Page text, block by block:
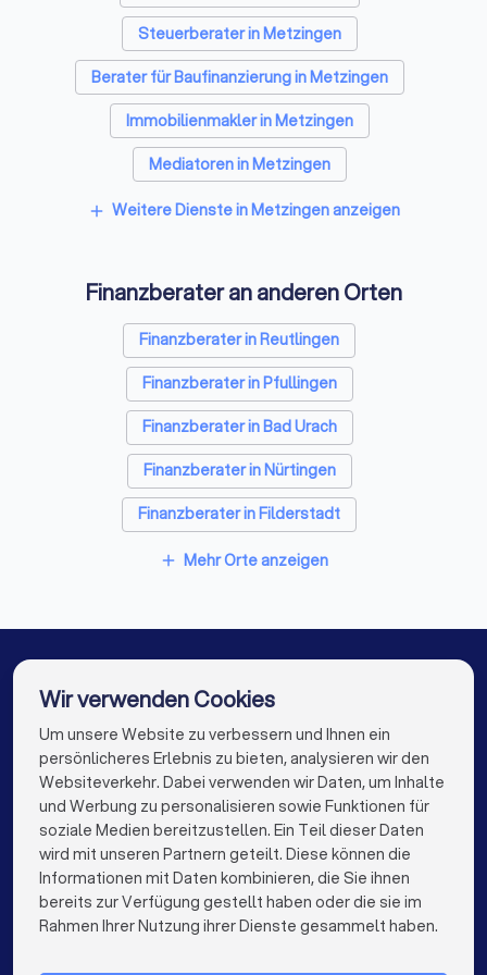
verdeutlichen. Vergleichen Sie die Spezialisten für
Finanzfragen mit wenigen Klicks und wählen Sie den besten
Finanzberater in Metzingen.
Steuerberater in Metzingen
Berater für Baufinanzierung in Metzingen
Immobilienmakler in Metzingen
Mediatoren in Metzingen
Energieberater in Metzingen
add Weitere Dienste in Metzingen anzeigen
Finanzberater an anderen Orten
Finanzberater in Reutlingen
Finanzberater in Pfullingen
Finanzberater in Bad Urach
Finanzberater in Nürtingen
Finanzberater in Filderstadt
Finanzberater in Neuhausen auf den Fildern
Finanzberater in Kirchheim unter Teck
Finanzberater in Leinfelden-Echterdingen
Finanzberater in Berlin
Finanzberater in Hamburg
Finanzberater in München
Finanzberater in Köln
Finanzberater in Frankfurt am Main
Finanzberater in Stuttgart
add Mehr Orte anzeigen
Die besten Finanzberater für Sie
info@trustlocal.de
FÜR PRIVATPERSONEN
Wir verwenden Cookies
Um unsere Website zu verbessern und Ihnen ein
persönlicheres Erlebnis zu bieten, analysieren wir den
Websiteverkehr. Dabei verwenden wir Daten, um Inhalte
und Werbung zu personalisieren sowie Funktionen für
soziale Medien bereitzustellen. Ein Teil dieser Daten
wird mit unseren Partnern geteilt. Diese können die
Informationen mit Daten kombinieren, die Sie ihnen
bereits zur Verfügung gestellt haben oder die sie im
Rahmen Ihrer Nutzung ihrer Dienste gesammelt haben.